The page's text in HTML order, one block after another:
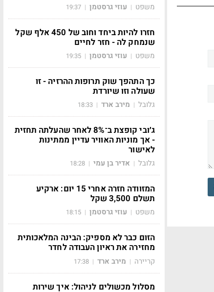
משפט | עוזי גרסטמן |
19:37
חזרו להיות ביחד וחוב של 450 אלף שקל
שנמחק לה - חזר לחיים
משפט | עוזי גרסטמן |
19:35
כך התהפך שוק תרופות ההרזיה - זו
שעולה וזו שיורדת
גלובל | מירב ארד |
18:33
ג׳ובי קופצת ב־8% לאחר שהעלתה תחזית
- אך מוניות האוויר עדיין ממתינות
לאישור
גלובל | אדיר בן עמי |
18:28
המזוודה חזרה אחרי 15 יום: ארקיע
תשלם 3,500 שקל
משפט | עוזי גרסטמן |
18:15
הזום כבר לא מספיק: הבינה המלאכותית
מחזירה את ראיון העבודה לחדר
קריירה | מירב ארד |
17:38
מסלול מכשולים לניהול: איך שירות